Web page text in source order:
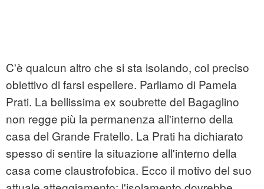
C'è qualcun altro che si sta isolando, col preciso
obiettivo di farsi espellere. Parliamo di Pamela
Prati. La bellissima ex soubrette del Bagaglino
non regge più la permanenza all'interno della
casa del Grande Fratello. La Prati ha dichiarato
spesso di sentire la situazione all'interno della
casa come claustrofobica. Ecco il motivo del suo